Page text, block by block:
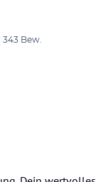
343 Bew.